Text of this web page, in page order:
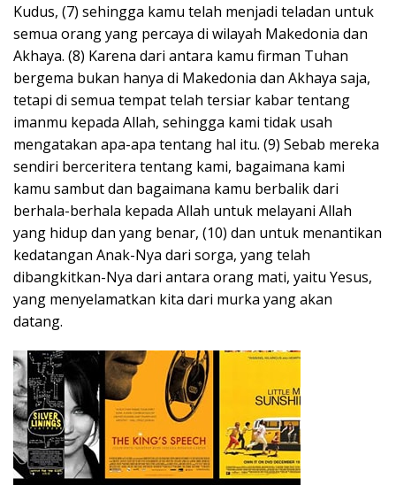
Kudus, (7) sehingga kamu telah menjadi teladan untuk
semua orang yang percaya di wilayah Makedonia dan
Akhaya. (8) Karena dari antara kamu firman Tuhan
bergema bukan hanya di Makedonia dan Akhaya saja,
tetapi di semua tempat telah tersiar kabar tentang
imanmu kepada Allah, sehingga kami tidak usah
mengatakan apa-apa tentang hal itu. (9) Sebab mereka
sendiri berceritera tentang kami, bagaimana kami
kamu sambut dan bagaimana kamu berbalik dari
berhala-berhala kepada Allah untuk melayani Allah
yang hidup dan yang benar, (10) dan untuk menantikan
kedatangan Anak-Nya dari sorga, yang telah
dibangkitkan-Nya dari antara orang mati, yaitu Yesus,
yang menyelamatkan kita dari murka yang akan
datang.